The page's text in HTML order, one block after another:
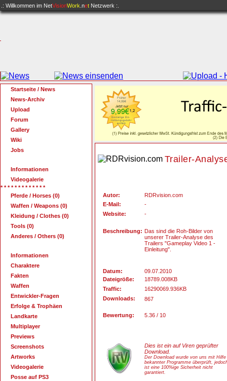
.: Willkommen im NetVisionWork .netNetzwerk :.
Startseite / News
News-Archiv
Upload
Forum
Gallery
Wiki
Jobs
Informationen
Videogalerie
* * * * * * * * * * * * *
Pferde / Horses (0)
Waffen / Weapons (0)
Kleidung / Clothes (0)
Tools (0)
Anderes / Others (0)
Informationen
Charaktere
Fakten
Waffen
Entwickler-Fragen
Erfolge & Trophäen
Landkarte
Multiplayer
Previews
Screenshots
Artworks
Videogalerie
Posse auf PS3
Trailer-
Autor:
RDRvision.com
E-Mail:
-
Website:
-
Beschreibung: Das sind die Roh-Bilder von
unserer Trailer-Analyse des
Trailers "Gameplay Video 1 -
Einleitung".
Datum:
09.07.2010
Dateigröße:
18789.008KB
Traffic:
16290069.936KB
Downloads:
867
Bewertung: 5.36 / 10
Dies ist ein auf Viren geprüfter
Download.
Der Download wurde von uns mit Hilfe
bekannter Programme überprüft,
ist eine 100%ige Sicherheit nicht
garantiert.